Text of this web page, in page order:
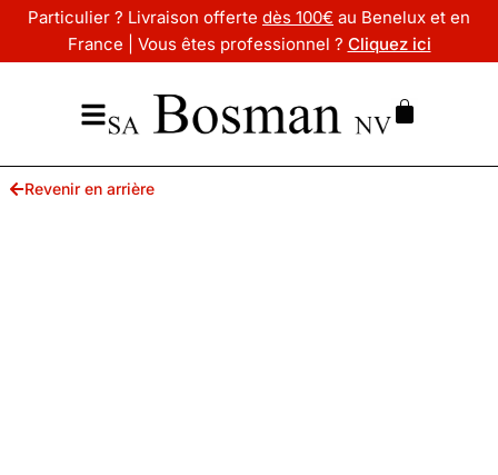
Particulier ? Livraison offerte dès 100€ au Benelux et en
France | Vous êtes professionnel ? Cliquez ici
Revenir en arrière